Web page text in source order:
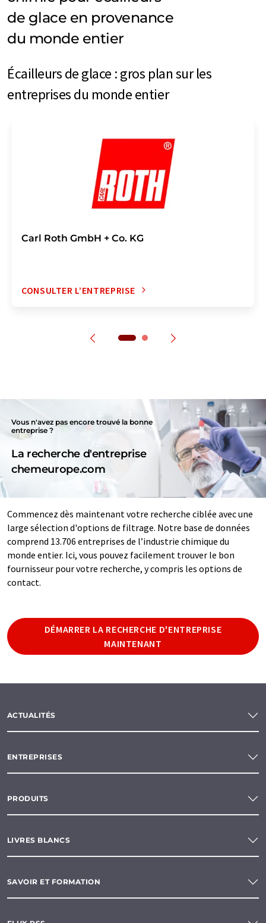
de glace en provenance
du monde entier
Écailleurs de glace : gros plan sur les
entreprises du monde entier
Carl Roth GmbH + Co. KG
CONSULTER L’ENTREPRISE
Vous n'avez pas encore trouvé la bonne
entreprise ?
La recherche d'entreprise
chemeurope.com
Commencez dès maintenant votre recherche ciblée avec une
large sélection d'options de filtrage. Notre base de données
comprend 13.706 entreprises de l’industrie chimique du
monde entier. Ici, vous pouvez facilement trouver le bon
fournisseur pour votre recherche, y compris les options de
contact.
DÉMARRER LA RECHERCHE D'ENTREPRISE
MAINTENANT
ACTUALITÉS
ENTREPRISES
PRODUITS
LIVRES BLANCS
SAVOIR ET FORMATION